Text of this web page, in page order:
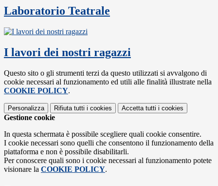
Laboratorio Teatrale
I lavori dei nostri ragazzi
Questo sito o gli strumenti terzi da questo utilizzati si avvalgono di
cookie necessari al funzionamento ed utili alle finalità illustrate nella
COOKIE POLICY.
Personalizza Rifiuta tutti i cookies Accetta tutti i cookies
Gestione cookie
In questa schermata è possibile scegliere quali cookie consentire.
I cookie necessari sono quelli che consentono il funzionamento della
piattaforma e non è possibile disabilitarli.
Per conoscere quali sono i cookie necessari al funzionamento potete
visionare la COOKIE POLICY.